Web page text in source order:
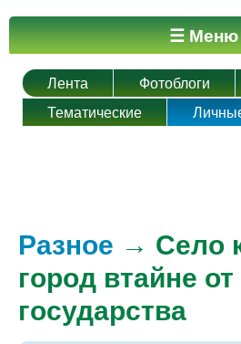
Главное меню ☰ Меню
Лента Фотоблоги
Тематические
Разное → Село
город втайне от
государства